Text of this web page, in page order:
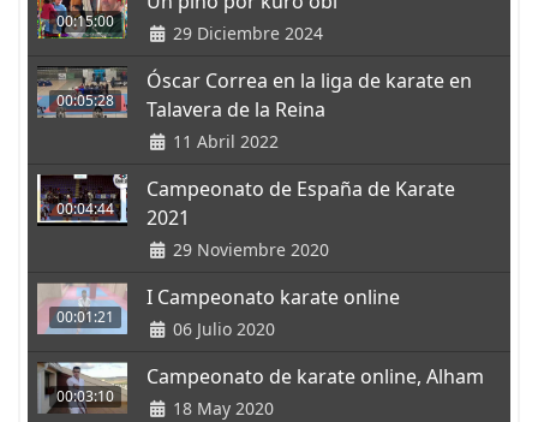
00:15:00
29 Diciembre 2024
00:05:28
Óscar Correa en la liga de karate en
Talavera de la Reina
11 Abril 2022
00:04:44
Campeonato de España de Karate
2021
29 Noviembre 2020
00:01:21
I Campeonato karate online
06 Julio 2020
00:03:10
Campeonato de karate online, Alham
18 May 2020